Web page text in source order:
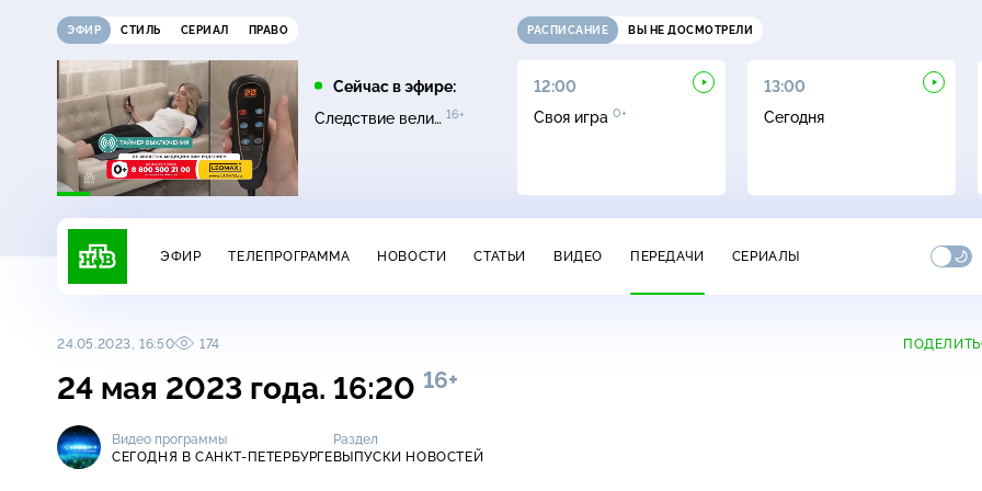
ЭФИР СТИЛЬ СЕРИАЛ ПРАВО
Сейчас в эфире:
Следствие вели… 16+
РАСПИСАНИЕ ВЫ НЕ ДОСМОТРЕЛИ
Сатья
16+
11:00
Основано на реальных
12:00
Своя игра 0+
13:00
Сегодня
ЭФИР ТЕЛЕПРОГРАММА НОВОСТИ СТАТЬИ ВИДЕО ПЕРЕДАЧИ СЕРИАЛЫ
24.05.2023, 16:50 174
24 мая 2023 года. 16:20 16+
Видео программы
СЕГОДНЯ В САНКТ-ПЕТЕРБУРГЕ
Раздел
ВЫПУСКИ НОВОСТЕЙ